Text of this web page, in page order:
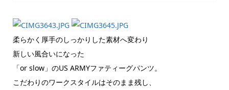
柔らかく厚手のしっかりした素材へ変わり
新しい風合いになった
「or slow」のUS ARMYファティーグパンツ。
こだわりのワークスタイルはそのまま残し、